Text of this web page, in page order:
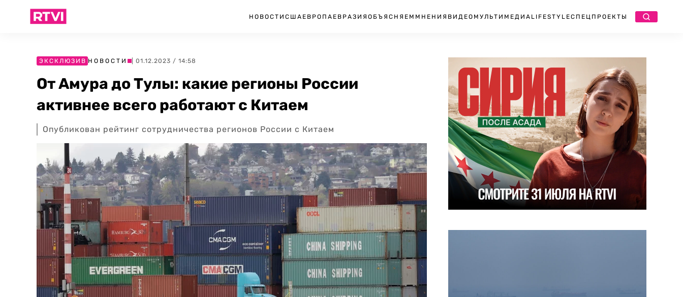
НОВОСТИ США ЕВРОПА ЕВРАЗИЯ ОБЪЯСНЯЕМ МНЕНИЯ ВИДЕО МУЛЬТИМЕДИА LIFESTYLEСПЕЦПРОЕКТЫ
ЭКСКЛЮЗИВ НОВОСТИ | 01.12.2023 / 14:58
От Амура до Тулы: какие регионы России
активнее всего работают с Китаем
Опубликован рейтинг сотрудничества регионов России с Китаем